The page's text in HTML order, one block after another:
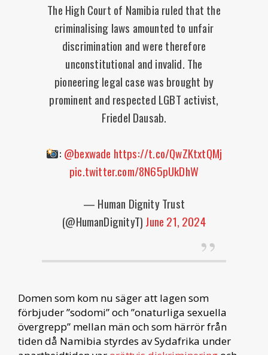
The High Court of Namibia ruled that the
criminalising laws amounted to unfair
discrimination and were therefore
unconstitutional and invalid. The
pioneering legal case was brought by
prominent and respected LGBT activist,
Friedel Dausab.
: @bexwade https://t.co/QwZKtxtQMj
pic.twitter.com/8N65pUkDhW
— Human Dignity Trust
(@HumanDignityT) June 21, 2024
Domen som kom nu säger att lagen som
förbjuder ”sodomi” och ”onaturliga sexuella
övergrepp” mellan män och som härrör från
tiden då Namibia styrdes av Sydafrika under